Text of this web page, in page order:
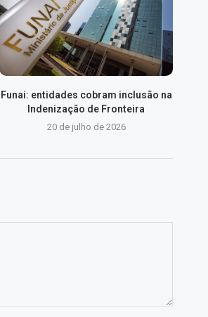
Funai: entidades cobram inclusão na
Indenização de Fronteira
20 de julho de 2026